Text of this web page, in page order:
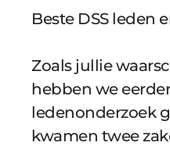
Beste DSS leden
Zoals jullie
hebben we
ledenonderzoek
kwamen twee